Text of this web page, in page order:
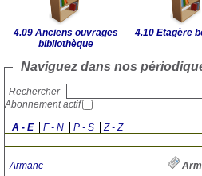
4.09 Anciens ouvrages
bibliothèque
4.10 Etagère
Naviguez dans nos
Rechercher
Abonnement actif
A - E F - N P - S Z - Z
Armanc